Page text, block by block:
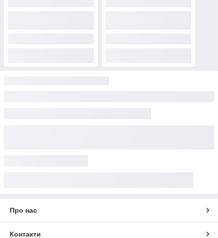
Про нас
Контакти